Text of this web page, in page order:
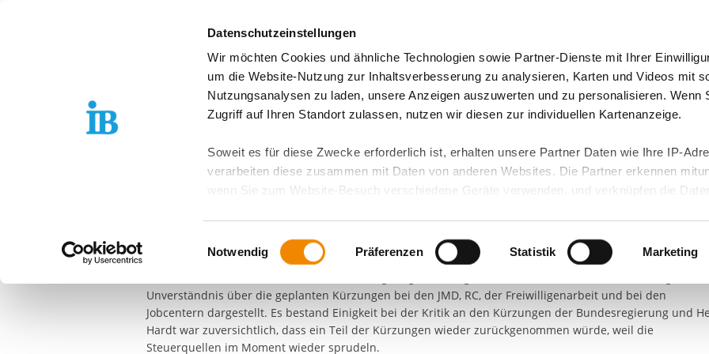
Datenschutzeinstellungen
Wir möchten Cookies und ähnliche Technologien sowie Partner-Dienste mit Ihrer
um die Website-Nutzung zur Inhaltsverbesserung zu analysieren, Karten und Videos mit
Nutzungsanalysen zu laden, unsere Anzeigen auszuwerten und zu personalisieren. Wenn
Zugriff auf Ihren Standort zulassen, nutzen wir diesen zur individuellen Kartenanzeige.
Soweit es für diese Zwecke erforderlich ist, erhalten unsere Partner Daten wie Ihre IP-
verarbeiten diese zusammen mit Daten von anderen Websites. Die Partner erkennen
wenn Sie zum Website-Besuch verschiedene Geräte verwenden, und verknüpfen die Daten
ausgeschlossen werden. Dort ist kein der EU gleichwertiges Datenschutzniveau
zusätzlichen Risiken für Ihre Daten führen kann.
Weitere Details finden Sie in unserenDatenschutzhinweisenund in unsererCookie-
Sie möchten, dass alle Website-Funktionen für diese Zwecke aktiviert sind, müssen Sie
Kategorien auswählen. Sie können mittels nachfolgender Buttons über Ihre Einwilligung für
Zwecke entscheiden und Ihre erteilte Einwilligung stets für die Zukunft widerrufen. Bitte
Einwilligungsauswahl
Notwendig Präferenzen Statistik Marketing
Unser Team
Unsere Regionen Unsere Angebote Presse & Medien
PRESSE & MEDIEN JMD SOLINGEN
Mitglied des Deutschen Bundestages Jürgen
im JMD in Solingen
Wie schon wiederholt in der Vergangenheit hat uns im August der MdB der CDU für den Wahlkreis
Solingen, Remscheid und Teilen von Wuppertal Herr Jürgen Hardt in unserer Einrichtung Am Neumarkt
besucht. Herr Zinken, Herr Thom, Frau Fuchs vom IB und Frau Preuss aus dem Vorstand der Quallianz
Unverständnis über die geplanten Kürzungen bei den JMD, RC, der Freiwilligenarbeit und bei den
Jobcentern dargestellt. Es bestand Einigkeit bei der Kritik an den Kürzungen der Bundesregierung und
Hardt war zuversichtlich, dass ein Teil der Kürzungen wieder zurückgenommen würde, weil die
Steuerquellen im Moment wieder sprudeln.